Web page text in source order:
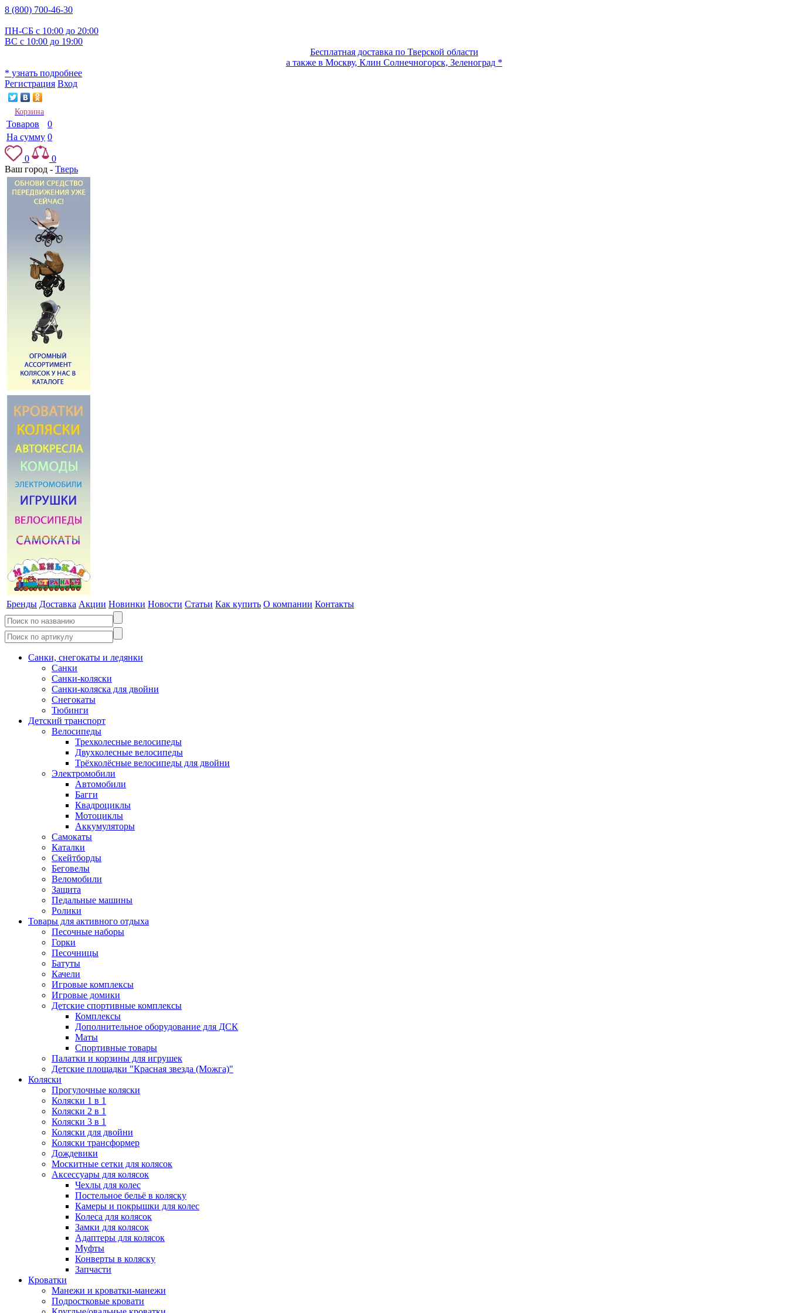
8 (800) 700-46-30
ПН-СБ с 10:00 до 20:00
ВС с 10:00 до 19:00
Бесплатная доставка по Тверской области
а также в Москву, Клин Солнечногорск, Зеленоград *
* узнать подробнее
Регистрация Вход
Корзина
Товаров
0
На сумму 0
0
0
Ваш город - Тверь
Бренды Доставка Акции Новинки Новости Статьи Как купить О компании Контакты
Санки, снегокаты и ледянки
Санки
Санки-коляски
Санки-коляска для двойни
Снегокаты
Тюбинги
Детский транспорт
Велосипеды
Трехколесные велосипеды
Двухколесные велосипеды
Трёхколёсные велосипеды для двойни
Электромобили
Автомобили
Багги
Квадроциклы
Мотоциклы
Аккумуляторы
Самокаты
Каталки
Скейтборды
Беговелы
Веломобили
Защита
Педальные машины
Ролики
Товары для активного отдыха
Песочные наборы
Горки
Песочницы
Батуты
Качели
Игровые комплексы
Игровые домики
Детские спортивные комплексы
Комплексы
Дополнительное оборудование для ДСК
Маты
Спортивные товары
Палатки и корзины для игрушек
Детские площадки "Красная звезда (Можга)"
Коляски
Прогулочные коляски
Коляски 1 в 1
Коляски 2 в 1
Коляски 3 в 1
Коляски для двойни
Коляски трансформер
Дождевики
Москитные сетки для колясок
Аксессуары для колясок
Чехлы для колес
Постельное бельё в коляску
Камеры и покрышки для колес
Колеса для колясок
Замки для колясок
Адаптеры для колясок
Муфты
Конверты в коляску
Запчасти
Кроватки
Манежи и кроватки-манежи
Подростковые кровати